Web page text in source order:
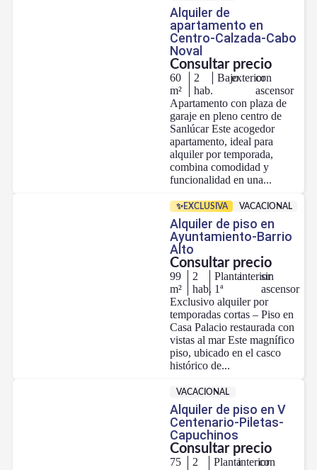
Alquiler de
apartamento en
Centro-Calzada-Cabo
Noval
Consultar precio
60
m²
2
hab.
Bajoexterior
con
ascensor
Apartamento con plaza de
garaje en pleno centro de
Sanlúcar Este acogedor
apartamento, ideal para
alquiler por temporada,
combina comodidad y
funcionalidad en una...
✨EXCLUSIVA VACACIONAL
Alquiler de piso en
Ayuntamiento-Barrio
Alto
Consultar precio
99
m²
2
hab.
Planta
1ª
interior
sin
ascensor
Exclusivo alquiler por
temporadas cortas – Piso en
Casa Palacio restaurada con
vistas al mar Este magnífico
piso, ubicado en el casco
histórico de...
VACACIONAL
Alquiler de piso en V
Centenario-Piletas-
Capuchinos
Consultar precio
75
2
Plantainterior
con